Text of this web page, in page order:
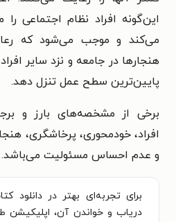
اين‌گونه افراد نظام اجتماعی را
می‌کند و موجب می‌شودکه
هنجارها در جامعه و نزد ساير
پايین‌ترين سطح عمل تنزل دهد.
برخی از مشخصه‌های بارز و
افراد،خودمحوری، پرخاشگری،
و عدم احساس مسئولیت می‌باشد.
برای تجربه‌ای بهتر در دانلود
دریاب و خواندن آن، اپلیکیشن